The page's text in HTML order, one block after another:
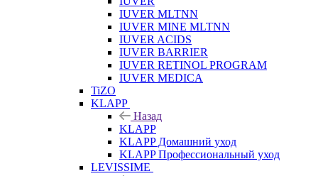
IUVER MLTNN
IUVER MINE MLTNN
IUVER ACIDS
IUVER BARRIER
IUVER RETINOL PROGRAM
IUVER MEDICA
TiZO
KLAPP
Назад
KLAPP
KLAPP Домашний уход
KLAPP Профессиональный уход
LEVISSIME